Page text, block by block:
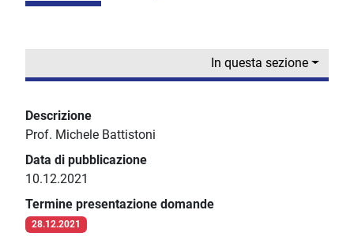
In questa sezione
Descrizione
Prof. Michele Battistoni
Data di pubblicazione
10.12.2021
Termine presentazione domande
28.12.2021